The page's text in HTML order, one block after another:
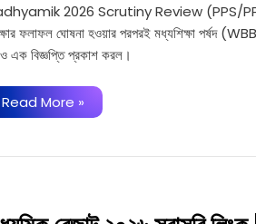
2026 Scrutiny Review (PPS/
ফলাফল ঘোষনা হওয়ার পরপরই মধ্যশিক্ষা পর্ষদ
এক বিজ্ঞপ্তি প্রকাশ করল।
মাধ্যমিক
২০২৬
(PPR-
Madhyamik
Read More »